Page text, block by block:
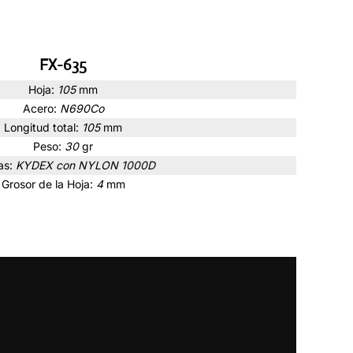
FX-635
Hoja: 105 mm
Acero: N690Co
Longitud total: 105 mm
Peso: 30 gr
KYDEX con NYLON 1000D
Grosor de la Hoja: 4 mm